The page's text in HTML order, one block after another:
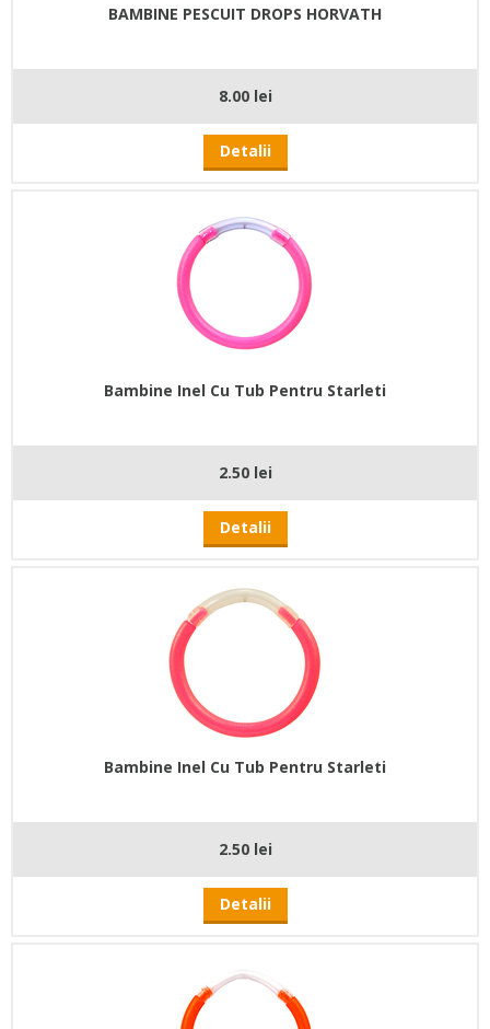
BAMBINE PESCUIT DROPS HORVATH
8.00 lei
Detalii
Bambine Inel Cu Tub Pentru Starleti
2.50 lei
Detalii
Bambine Inel Cu Tub Pentru Starleti
2.50 lei
Detalii